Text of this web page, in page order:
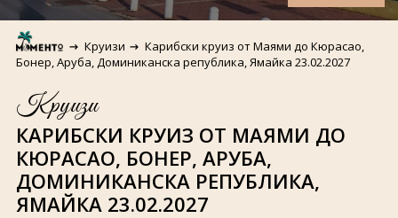
Северна Америка
Южна Америка
Великден
Коледа
Нова година
ПОЛЕЗНО
КОНТАКТИ
За нас
Документи
Магазин
Общи условия
Политика за
поверителност
Круизи
Карибски круиз от Маями до Кюрасао,
Бонер, Аруба, Доминиканска република, Ямайка 23.02.2027
Круизи
КАРИБСКИ КРУИЗ ОТ МАЯМИ ДО
КЮРАСАО, БОНЕР, АРУБА,
ДОМИНИКАНСКА РЕПУБЛИКА,
ЯМАЙКА 23.02.2027